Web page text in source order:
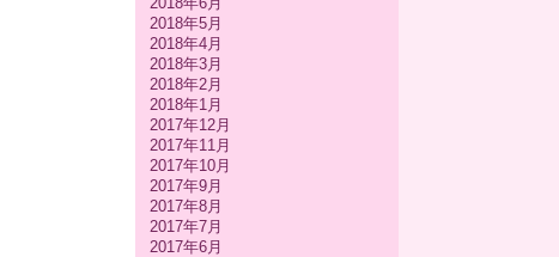
2018年5月
2018年4月
2018年3月
2018年2月
2018年1月
2017年12月
2017年11月
2017年10月
2017年9月
2017年8月
2017年7月
2017年6月